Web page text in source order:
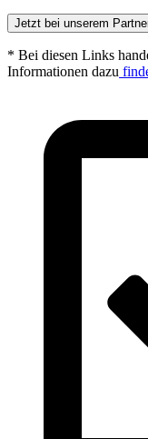
Jetzt bei unserem
* Bei diesen Links
Informationen dazu